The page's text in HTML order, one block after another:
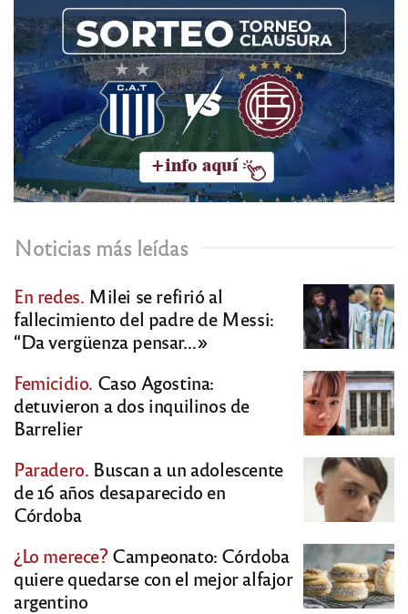
Noticias más leídas
En redes. Milei se refirió al
fallecimiento del padre de Messi:
“Da vergüenza pensar…»
Femicidio. Caso Agostina:
detuvieron a dos inquilinos de
Barrelier
Paradero. Buscan a un adolescente
de 16 años desaparecido en
Córdoba
¿Lo merece?Campeonato: Córdoba
quiere quedarse con el mejor alfajor
argentino